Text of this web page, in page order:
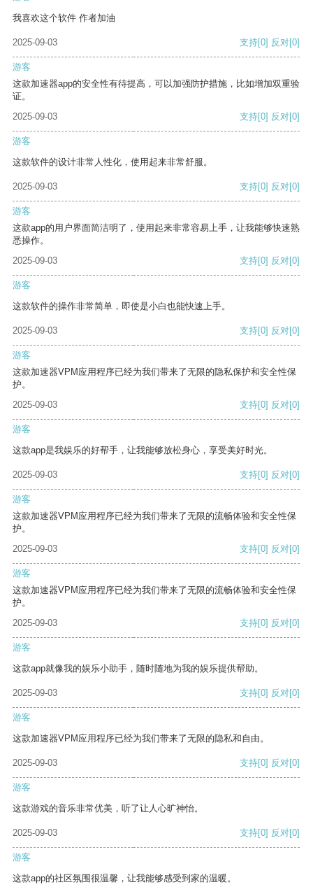
我喜欢这个软件 作者加油
2025-09-03 支持[0] 反对[0]
游客
这款加速器app的安全性有待提高，可以加强防护措施，比如增加双重验
证。
2025-09-03
支持[0] 反对[0]
游客
这款软件的设计非常人性化，使用起来非常舒服。
2025-09-03 支持[0] 反对[0]
游客
这款app的用户界面简洁明了，使用起来非常容易上手，让我能够快速熟
悉操作。
2025-09-03
支持[0] 反对[0]
游客
这款软件的操作非常简单，即使是小白也能快速上手。
2025-09-03 支持[0] 反对[0]
游客
这款加速器VPM应用程序已经为我们带来了无限的隐私保护和安全性保
护。
2025-09-03
支持[0] 反对[0]
游客
这款app是我娱乐的好帮手，让我能够放松身心，享受美好时光。
2025-09-03 支持[0] 反对[0]
游客
这款加速器VPM应用程序已经为我们带来了无限的流畅体验和安全性保
护。
2025-09-03
支持[0] 反对[0]
游客
这款加速器VPM应用程序已经为我们带来了无限的流畅体验和安全性保
护。
2025-09-03
支持[0] 反对[0]
游客
这款app就像我的娱乐小助手，随时随地为我的娱乐提供帮助。
2025-09-03 支持[0] 反对[0]
游客
这款加速器VPM应用程序已经为我们带来了无限的隐私和自由。
2025-09-03 支持[0] 反对[0]
游客
这款游戏的音乐非常优美，听了让人心旷神怡。
2025-09-03 支持[0] 反对[0]
游客
这款app的社区氛围很温馨，让我能够感受到家的温暖。